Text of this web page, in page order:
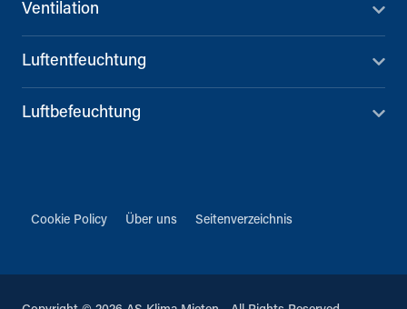
Ventilation
Luftentfeuchtung
Luftbefeuchtung
Cookie Policy Über uns Seitenverzeichnis